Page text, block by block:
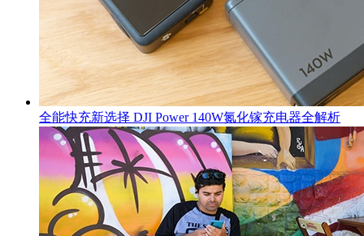
全能快充新选择 DJI Power 140W氮化镓充电器全解析